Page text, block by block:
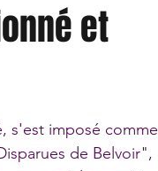
et
s'est imposé comme
de Belvoir",